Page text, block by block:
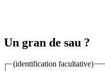
Un gran de sau ?
(identification facultative)